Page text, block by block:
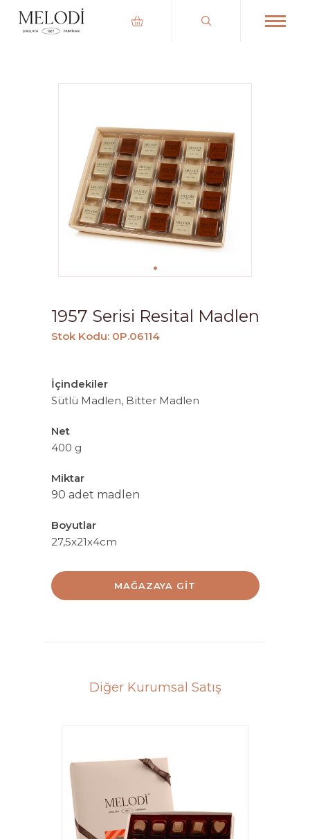
1957 Serisi Resital Madlen
Stok Kodu: 0P.06114
İçindekiler
Sütlü Madlen, Bitter Madlen
Net
400 g
Miktar
90 adet madlen
Boyutlar
27,5x21x4cm
MAĞAZAYA GIT
Diğer Kurumsal Satış